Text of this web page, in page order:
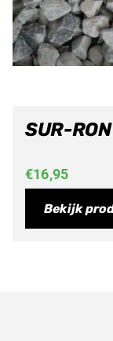
SUR-
€16,95
Bekijk